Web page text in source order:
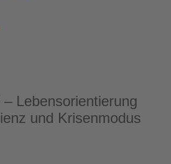
Lebensorientierung
und Krisenmodus